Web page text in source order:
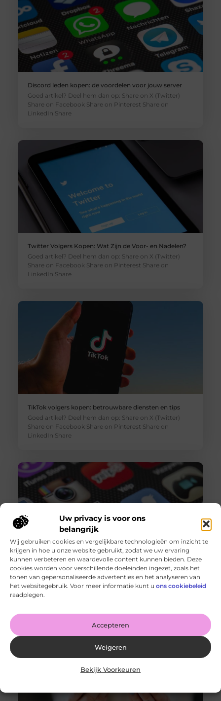
Uw privacy is voor ons
belangrijk
Wij gebruiken cookies en vergelijkbare technologieën om inzicht te
krijgen in hoe u onze website gebruikt, zodat we uw ervaring
kunnen verbeteren en waardevolle content kunnen bieden. Deze
cookies worden voor verschillende doeleinden ingezet, zoals het
tonen van gepersonaliseerde advertenties en het analyseren van
het websitegebruik. Voor meer informatie kunt u ons cookiebeleid
raadplegen.
Accepteren
Weigeren
Bekijk Voorkeuren
Discord leden kopen: de voordelen voor jouw server
Goed artikel? Deel hem dan op: Share on X (Twitter)
Share on Facebook Share on Pinterest Share on
LinkedIn Share
Twitter Volgers Kopen: Wat Zijn de Voor- en Nadelen?
Goed artikel? Deel hem dan op: Share on X (Twitter)
Share on Facebook Share on Pinterest Share on
LinkedIn Share
TikTok volgers kopen: betrouwbare diensten en tips
Goed artikel? Deel hem dan op: Share on X (Twitter)
Share on Facebook Share on Pinterest Share on
LinkedIn Share
Instagram volgers kopen: Tips voor succes
Goed artikel? Deel hem dan op: Share on X (Twitter)
Share on Facebook Share on Pinterest Share on
LinkedIn Share